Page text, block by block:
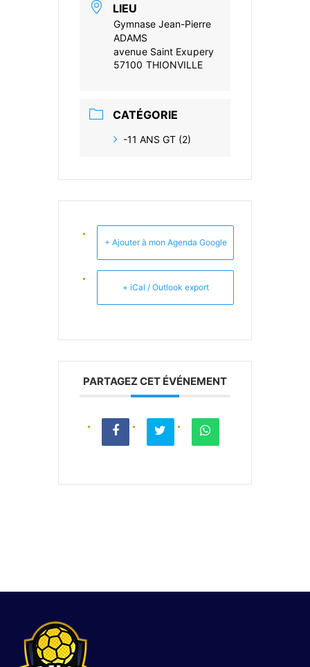
LIEU
Gymnase Jean-Pierre
ADAMS
avenue Saint Exupery
57100 THIONVILLE
CATÉGORIE
-11 ANS GT (2)
+ Ajouter à mon Agenda Google
+ iCal / Outlook export
PARTAGEZ CET ÉVÉNEMENT